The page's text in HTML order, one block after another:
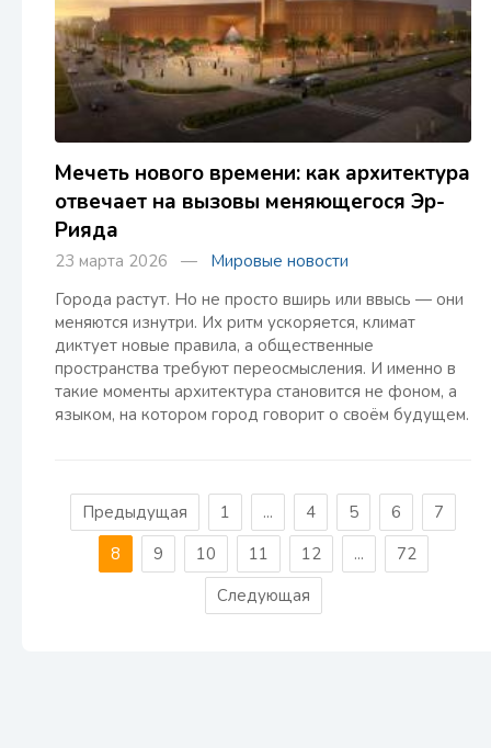
Мечеть нового времени: как архитектура
отвечает на вызовы меняющегося Эр-
Рияда
23 марта 2026 — Мировые новости
Города растут. Но не просто вширь или ввысь — они
меняются изнутри. Их ритм ускоряется, климат
диктует новые правила, а общественные
пространства требуют переосмысления. И именно в
такие моменты архитектура становится не фоном, а
языком, на котором город говорит о своём будущем.
Предыдущая 1 ... 4 5 6
7
8
9 10 11 12 ...
72
Следующая